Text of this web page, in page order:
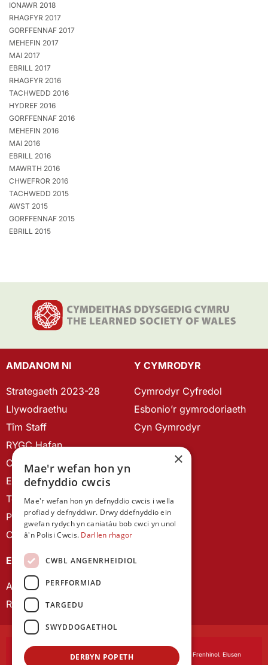
IONAWR 2018
RHAGFYR 2017
GORFFENNAF 2017
MEHEFIN 2017
MAI 2017
EBRILL 2017
RHAGFYR 2016
TACHWEDD 2016
HYDREF 2016
GORFFENNAF 2016
MEHEFIN 2016
MAI 2016
EBRILL 2016
MAWRTH 2016
CHWEFROR 2016
TACHWEDD 2015
AWST 2015
GORFFENNAF 2015
EBRILL 2015
AMDANOM NI
Strategaeth 2023-28
Llywodraethu
Tîm Staff
RYGC Hafan
Canllawiau brandio
Ein Hanes
Telerau ac Amodau
Polisi Preifatrwydd
Cysylltu â ni
Y CYMRODYR
Cymrodyr Cyfredol
Esbonio’r gymrodoriaeth
Cyn Gymrodyr
EIN CYHOEDDIADAU
Astudiaethau Cymreig
Rhwydwaith Ymchwil Gyrfa Cynnar
Cymdeithas Ddysgedig Cymru, corfforedig drwy Siarter Frenhinol. Elusen
×
Mae'r wefan hon yn
defnyddio cwcis
Mae'r wefan hon yn defnyddio cwcis i wella
profiad y defnyddiwr. Drwy ddefnyddio ein
gwefan rydych yn caniatáu bob cwci yn unol
â'n Polisi Cwcis. Darllen rhagor
CWBL ANGENRHEIDIOL
PERFFORMIAD
TARGEDU
SWYDDOGAETHOL
DERBYN POPETH